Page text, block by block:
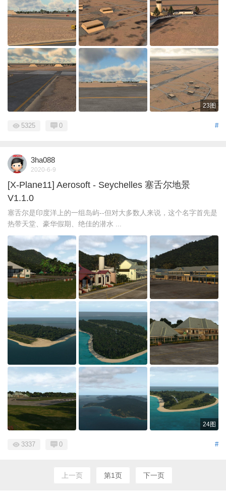
23图
#
5325 0
3ha088
2020-6-9
[X-Plane11] Aerosoft - Seychelles 塞舌尔地景
V1.1.0
塞舌尔是印度洋上的一组岛屿--但对大多数人来说，这个名字首先是
热带天堂、豪华假期、绝佳的潜水 ...
24图
#
3337 0
上一页 第1页 下一页